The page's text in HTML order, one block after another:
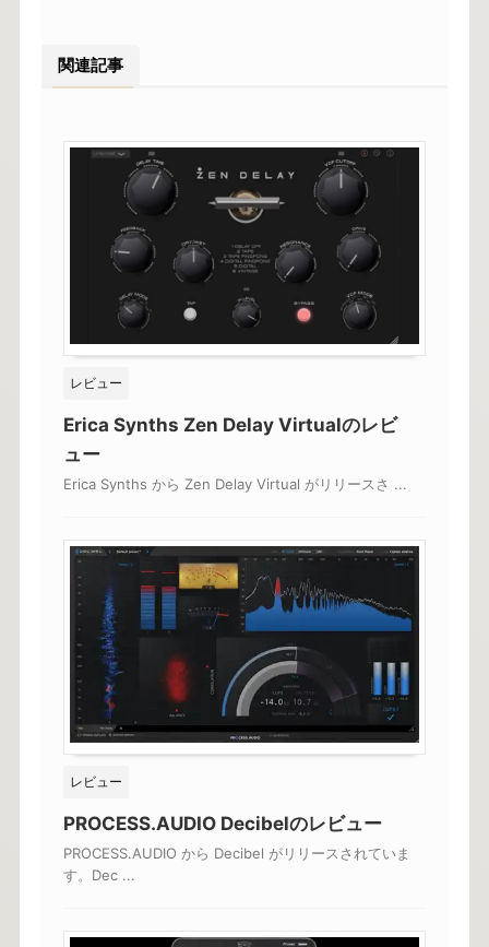
関連記事
レビュー
Erica Synths Zen Delay Virtualのレビ
ュー
Erica Synths から Zen Delay Virtual がリリースさ ...
レビュー
PROCESS.AUDIO Decibelのレビュー
PROCESS.AUDIO から Decibel がリリースされていま
す。Dec ...